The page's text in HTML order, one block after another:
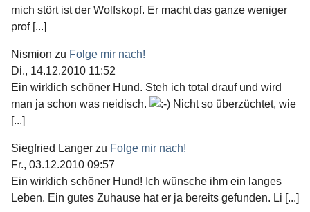
mich stört ist der Wolfskopf. Er macht das ganze weniger
prof [...]
Nismion zu Folge mir nach!
Di., 14.12.2010 11:52
Ein wirklich schöner Hund. Steh ich total drauf und wird
man ja schon was neidisch.
Nicht so überzüchtet, wie
[...]
Siegfried Langer zu Folge mir nach!
Fr., 03.12.2010 09:57
Ein wirklich schöner Hund! Ich wünsche ihm ein langes
Leben. Ein gutes Zuhause hat er ja bereits gefunden. Li [...]